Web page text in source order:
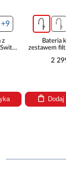
+9
z
Bateria
zestawem
2